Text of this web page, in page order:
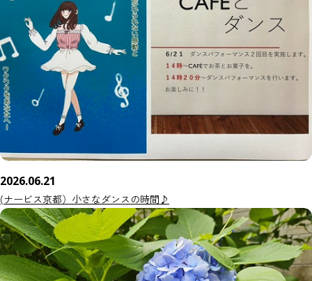
2026.06.21
(ナービス京都）小さなダンスの時間♪